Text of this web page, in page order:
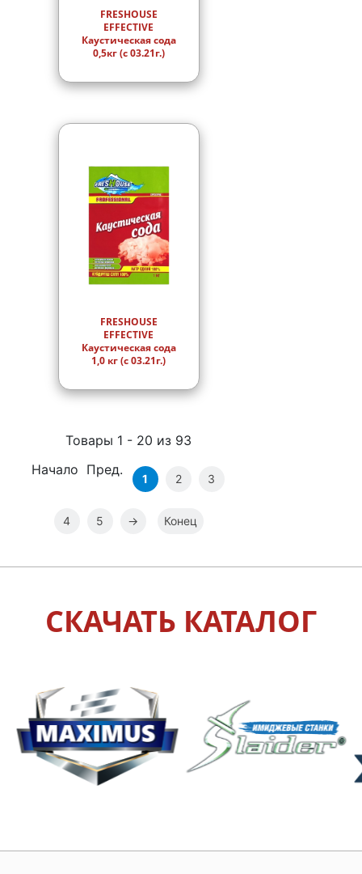
FRESHOUSE
EFFECTIVE
Каустическая сода
0,5кг (с 03.21г.)
FRESHOUSE
EFFECTIVE
Каустическая сода
1,0 кг (с 03.21г.)
Товары 1 - 20 из 93
Начало Пред.
1 2 3
4 5 → Конец
СКАЧАТЬ КАТАЛОГ